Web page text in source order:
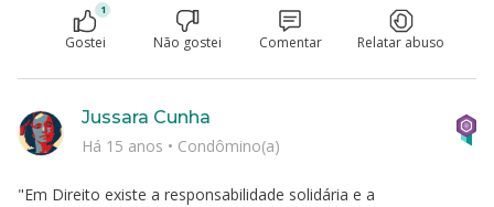
1
Gostei Não gostei Comentar Relatar abuso
"Em Direito existe a responsabilidade solidária e a
Jussara Cunha
Há 15 anos • Condômino(a)